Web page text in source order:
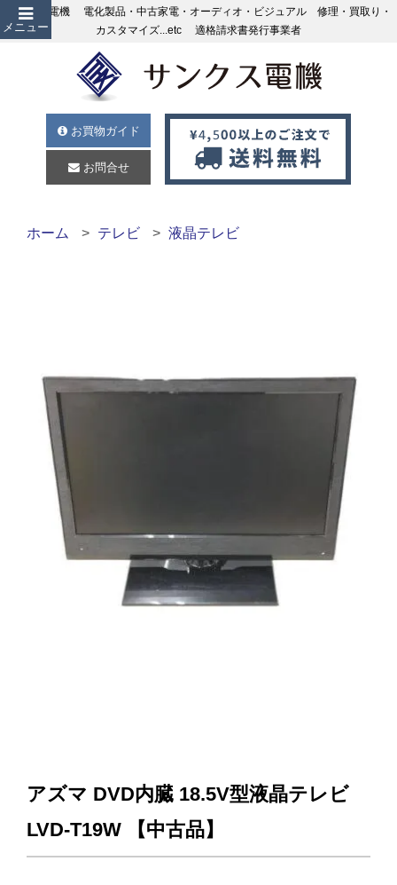
メニュー
サンクス電機 電化製品・中古家電・オーディオ・ビジュアル 修理・買取り・
カスタマイズ...etc 適格請求書発行事業者
お買物ガイド
お問合せ
ホーム テレビ 液晶テレビ
アズマ DVD内臓 18.5V型液晶テレビ
LVD-T19W 【中古品】